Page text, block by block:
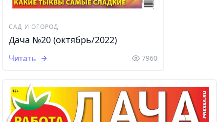
САД И ОГОРОД
Дача №20 (октябрь/2022)
Читать 7960